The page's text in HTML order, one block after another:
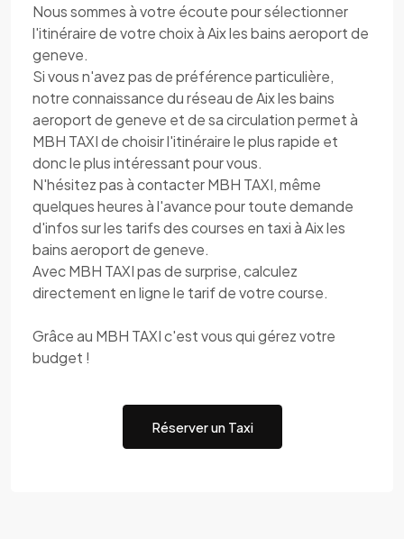
Nous sommes à votre écoute pour sélectionner
l'itinéraire de votre choix à Aix les bains aeroport de
geneve.
Si vous n'avez pas de préférence particulière,
notre connaissance du réseau de Aix les bains
aeroport de geneve et de sa circulation permet à
MBH TAXI de choisir l'itinéraire le plus rapide et
donc le plus intéressant pour vous.
N'hésitez pas à contacter MBH TAXI, même
quelques heures à l'avance pour toute demande
d'infos sur les tarifs des courses en taxi à Aix les
bains aeroport de geneve.
Avec MBH TAXI pas de surprise, calculez
directement en ligne le tarif de votre course.
Grâce au MBH TAXI c'est vous qui gérez votre
budget !
Réserver un Taxi